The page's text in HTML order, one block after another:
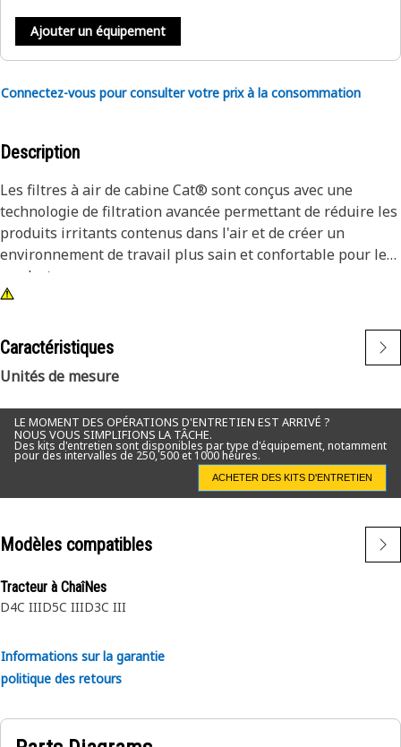
Ajouter un équipement
Connectez-vous pour consulter votre prix à la consommation
Description
Les filtres à air de cabine Cat® sont conçus avec une
technologie de filtration avancée permettant de réduire les
produits irritants contenus dans l'air et de créer un
environnement de travail plus sain et confortable pour le
conducteur.
Caractéristiques
Unités de mesure
LE MOMENT DES OPÉRATIONS D'ENTRETIEN EST ARRIVÉ ?
NOUS VOUS SIMPLIFIONS LA TÂCHE.
Des kits d'entretien sont disponibles par type d'équipement, notamment
pour des intervalles de 250, 500 et 1000 heures.
ACHETER DES KITS D'ENTRETIEN
Modèles compatibles
Tracteur à ChaîNes
D4C IIID5C IIID3C III
Informations sur la garantie
politique des retours